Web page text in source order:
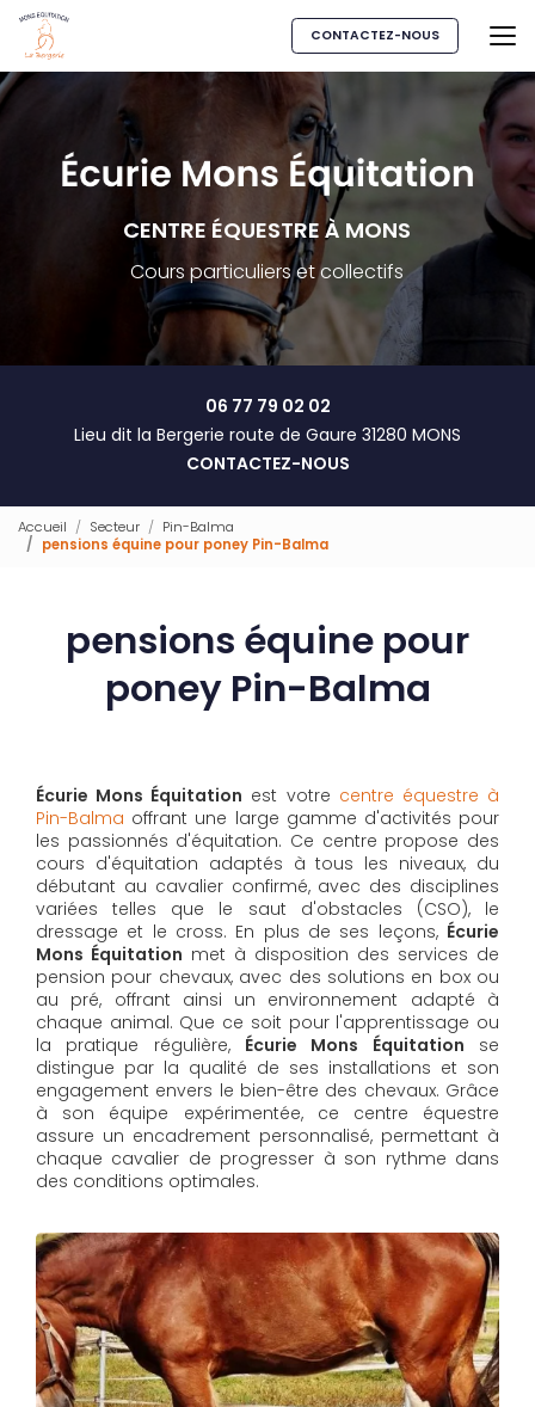
Aller
contenu
principal
CONTACTEZ-NOUS
CENTRE ÉQUESTRE À MONS
Cours particuliers et collectifs
06 77 79 02 02
Lieu dit la Bergerie route de Gaure 31280 MONS
CONTACTEZ-NOUS
Accueil Secteur
Pin-Balma
pensions équine pour poney Pin-Balma
pensions équine pour
poney Pin-Balma
Écurie Mons Équitation est votre centre équestre à
Pin-Balma offrant une large gamme d'activités pour
les passionnés d'équitation. Ce centre propose des
cours d'équitation adaptés à tous les niveaux, du
débutant au cavalier confirmé, avec des disciplines
variées telles que le saut d'obstacles (CSO), le
dressage et le cross. En plus de ses leçons, Écurie
Mons Équitation met à disposition des services de
pension pour chevaux, avec des solutions en box ou
au pré, offrant ainsi un environnement adapté à
chaque animal. Que ce soit pour l'apprentissage ou
la pratique régulière, Écurie Mons Équitation se
distingue par la qualité de ses installations et son
engagement envers le bien-être des chevaux. Grâce
à son équipe expérimentée, ce centre équestre
assure un encadrement personnalisé, permettant à
chaque cavalier de progresser à son rythme dans
des conditions optimales.